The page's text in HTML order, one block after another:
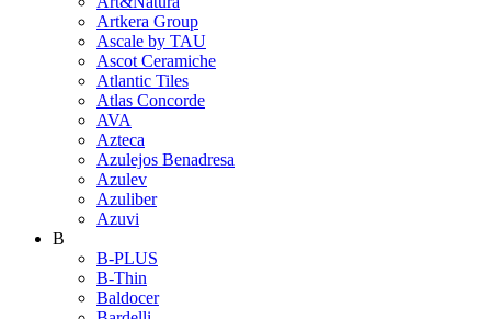
Artkera Group
Ascale by TAU
Ascot Ceramiche
Atlantic Tiles
Atlas Concorde
AVA
Azteca
Azulejos Benadresa
Azulev
Azuliber
Azuvi
B
B-PLUS
B-Thin
Baldocer